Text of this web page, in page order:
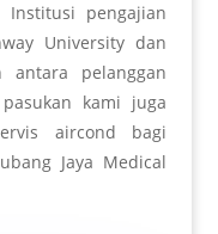
pengajian
University dan
antara pelanggan
kami juga
aircond bagi
Jaya Medical